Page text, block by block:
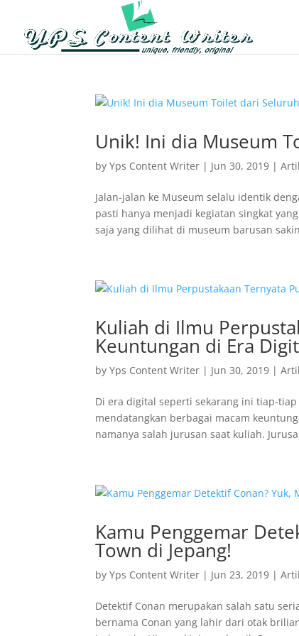
Unik! Ini dia Museum
byYps Content Writer | Jun 30, 2019 |
Jalan-jalan ke Museum selalu identik
pasti hanya menjadi kegiatan singkat
saja yang dilihat di museum barusan
Kuliah di Ilmu
Keuntungan di Era
byYps Content Writer | Jun 30, 2019 |
Di era digital seperti sekarang ini tiap-
mendatangkan berbagai macam
namanya salah jurusan saat kuliah.
Kamu Penggemar
Town di Jepang!
byYps Content Writer | Jun 23, 2019 |
Detektif Conan merupakan salah satu
bernama Conan yang lahir dari otak